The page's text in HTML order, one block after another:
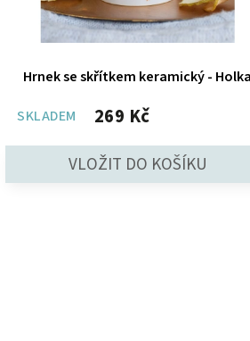
Hrnek se skřítkem keramický - Holka
SKLADEM 269 Kč